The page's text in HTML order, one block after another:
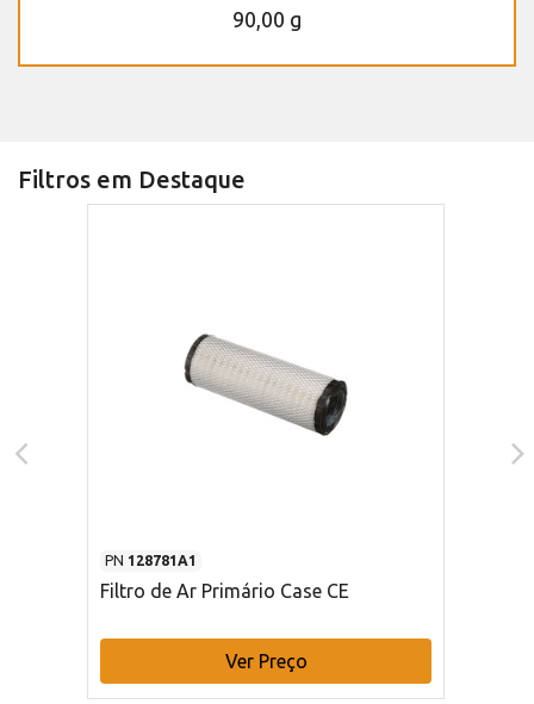
90,00 g
Filtros em Destaque
PN 128781A1
Filtro de Ar Primário Case CE
Ver Preço